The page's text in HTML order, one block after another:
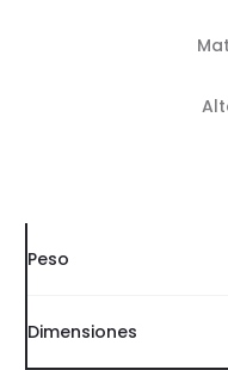
Peso
Dimensiones